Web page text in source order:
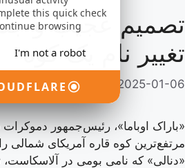
this quick check
browsing.
I'm not a robot
تصمیم عجیب و
تغییر نام یک کوه
2025-01-06
«باراک اوباما»، رئیس‌جمهور دموکرات
مرتفع‌ترین کوه قاره آمریکای شمالی
«دنالی» که نامی بومی در آلاسکاست،